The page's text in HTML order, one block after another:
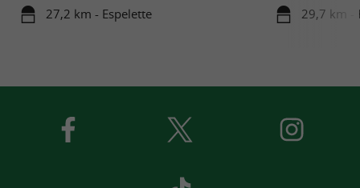
27,2 km - Espelette 29,7 km -